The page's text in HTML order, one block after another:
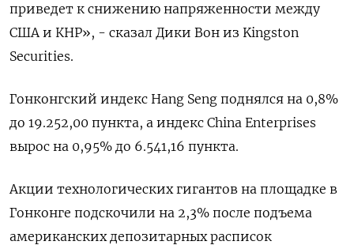
приведет к снижению напряженности между
США и КНР», - сказал Дики Вон из Kingston
Securities.
Гонконгский индекс Hang Seng поднялся на 0,8%
до 19.252,00​ пункта, а индекс China Enterprises
вырос на 0,95% до 6.541,16 пункта.
Акции технологических гигантов на площадке в
Гонконге подскочили на 2,3% после подъема
американских депозитарных расписок